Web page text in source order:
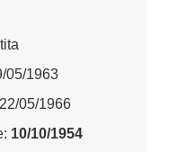
05/1963
05/1966
10/10/1954